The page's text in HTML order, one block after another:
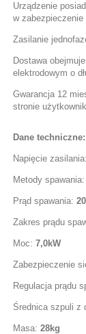
Urządzenie
w
Zasilanie
Dostawa
elektrodowym o
Gwarancja 12
stronie
Dane techniczne:
Napięcie zasilania:
Metody spawania:
Prąd spawania:
Zakres prądu
Moc: 7,0kW
Zabezpieczenie
Regulacja prądu
Średnica szpuli z
Masa: 28kg